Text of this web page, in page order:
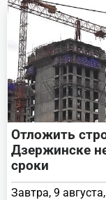
Отложить
Дзержинске
сроки
Завтра, 9